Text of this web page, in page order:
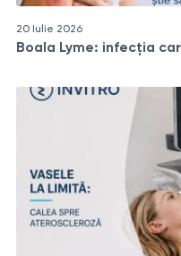
20 Iulie 2026
Boala Lyme: infecția